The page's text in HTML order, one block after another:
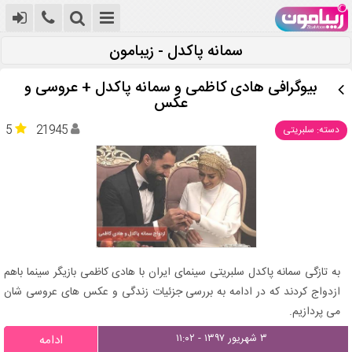
سمانه پاکدل - زیبامون
بیوگرافی هادی کاظمی و سمانه پاکدل + عروسی و
عکس
دسته: سلبریتی 5 21945
به تازگی سمانه پاکدل سلبریتی سینمای ایران با هادی کاظمی بازیگر سینما باهم
ازدواج کردند که در ادامه به بررسی جزئیات زندگی و عکس های عروسی شان
می پردازیم.
۳ شهریور ۱۳۹۷ - ۱۱:۰۲ ادامه